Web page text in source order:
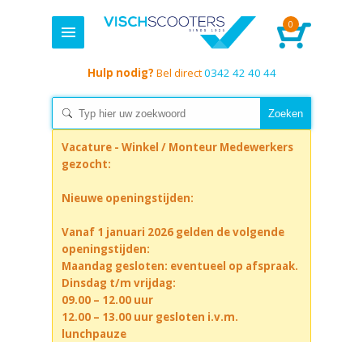
0
Hulp nodig? Bel direct0342 42 40 44
Vacature - Winkel / Monteur Medewerkers
gezocht:
Nieuwe openingstijden:
Vanaf 1 januari 2026 gelden de volgende
openingstijden:
Maandag gesloten: eventueel op afspraak.
Dinsdag t/m vrijdag:
09.00 – 12.00 uur
12.00 – 13.00 uur gesloten i.v.m.
lunchpauze